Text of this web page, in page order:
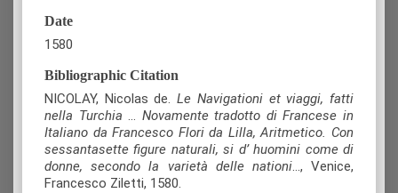
Date
1580
Bibliographic Citation
NICOLAY, Nicolas de.Le Navigationi et viaggi, fatti
nella Turchia… Novamente tradotto di Francese in
Italiano da Francesco Flori da Lilla, Aritmetico. Con
sessantasette figure naturali, si d’ huomini come di
donne, secondo la varietà delle nationi…, Venice,
Francesco Ziletti, 1580.